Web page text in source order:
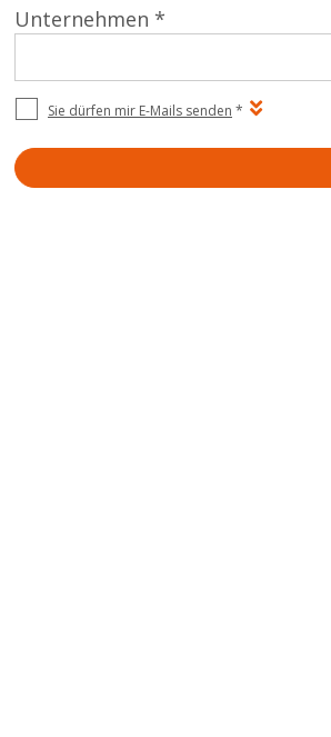
Unternehmen *
Sie dürfen mir E-Mails senden *